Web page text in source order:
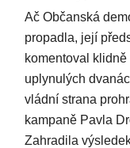
Ač Občanská
propadla, její
komentoval klidně
uplynulých
vládní strana
kampaně Pavla
Zahradila